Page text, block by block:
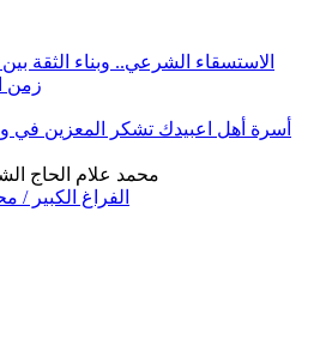
الاستسقاء الشرعي.. وبناء الثقة
زمن
أسرة أهل اعبيدك تشكر المعزين في
الفراغ الكبير /